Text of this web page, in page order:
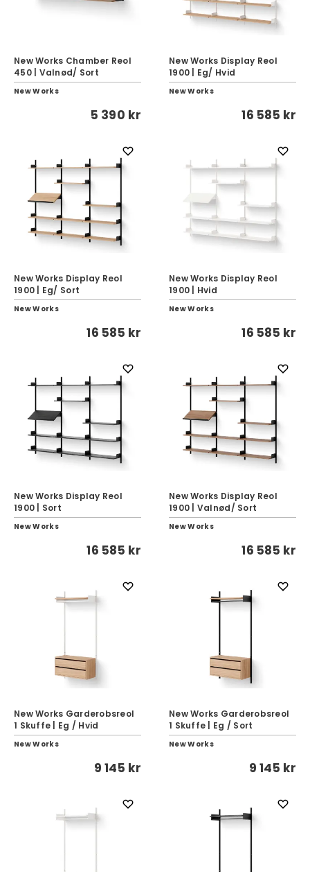
New Works Chamber Reol
450 | Valnød/ Sort
New Works
5 390 kr
New Works Display Reol
1900 | Eg/ Hvid
New Works
16 585 kr
New Works Display Reol
1900 | Eg/ Sort
New Works
16 585 kr
New Works Display Reol
1900 | Hvid
New Works
16 585 kr
New Works Display Reol
1900 | Sort
New Works
16 585 kr
New Works Display Reol
1900 | Valnød/ Sort
New Works
16 585 kr
New Works Garderobsreol
1 Skuffe | Eg / Hvid
New Works
9 145 kr
New Works Garderobsreol
1 Skuffe | Eg / Sort
New Works
9 145 kr